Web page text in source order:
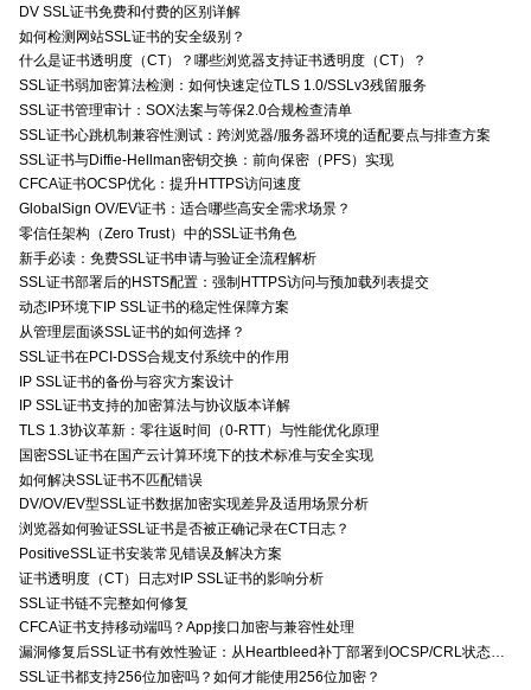
DV SSL证书免费和付费的区别详解
如何检测网站SSL证书的安全级别？
什么是证书透明度（CT）？哪些浏览器支持证书透明度（CT）？
SSL证书弱加密算法检测：如何快速定位TLS 1.0/SSLv3残留服务
SSL证书管理审计：SOX法案与等保2.0合规检查清单
SSL证书心跳机制兼容性测试：跨浏览器/服务器环境的适配要点与排查方案
SSL证书与Diffie-Hellman密钥交换：前向保密（PFS）实现
CFCA证书OCSP优化：提升HTTPS访问速度
GlobalSign OV/EV证书：适合哪些高安全需求场景？
零信任架构（Zero Trust）中的SSL证书角色
新手必读：免费SSL证书申请与验证全流程解析
SSL证书部署后的HSTS配置：强制HTTPS访问与预加载列表提交
动态IP环境下IP SSL证书的稳定性保障方案
从管理层面谈SSL证书的如何选择？
SSL证书在PCI-DSS合规支付系统中的作用
IP SSL证书的备份与容灾方案设计
IP SSL证书支持的加密算法与协议版本详解
TLS 1.3协议革新：零往返时间（0-RTT）与性能优化原理
国密SSL证书在国产云计算环境下的技术标准与安全实现
如何解决SSL证书不匹配错误
DV/OV/EV型SSL证书数据加密实现差异及适用场景分析
浏览器如何验证SSL证书是否被正确记录在CT日志？
PositiveSSL证书安装常见错误及解决方案
证书透明度（CT）日志对IP SSL证书的影响分析
SSL证书链不完整如何修复
CFCA证书支持移动端吗？App接口加密与兼容性处理
漏洞修复后SSL证书有效性验证：从Heartbleed补丁部署到OCSP/CRL状态检查的全链路确认方法
SSL证书都支持256位加密吗？如何才能使用256位加密？